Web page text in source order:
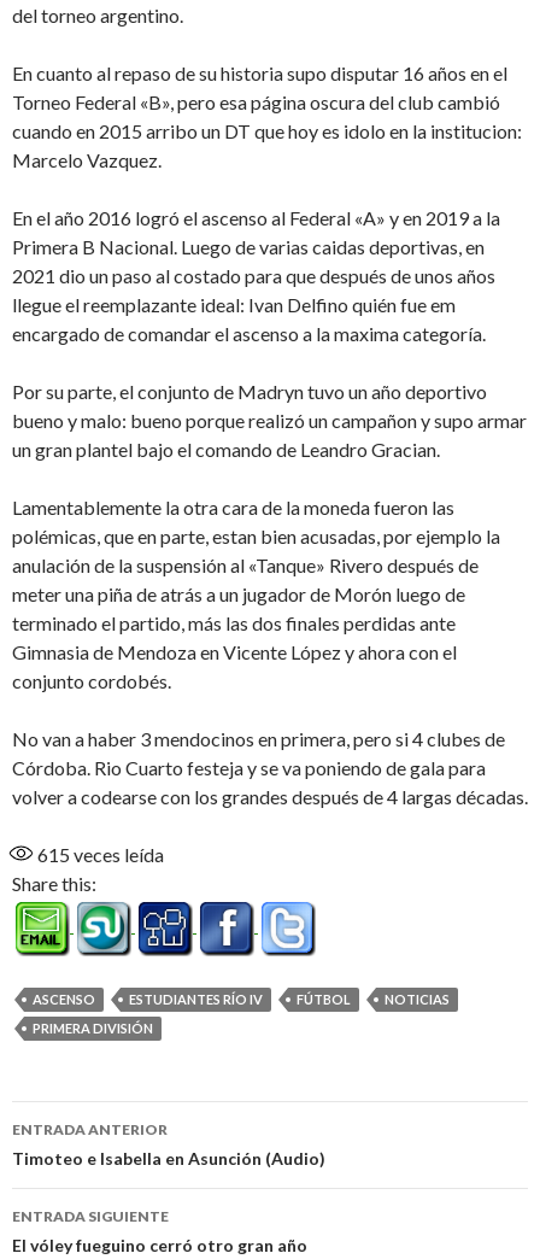
del torneo argentino.
En cuanto al repaso de su historia supo disputar 16 años en el
Torneo Federal «B», pero esa página oscura del club cambió
cuando en 2015 arribo un DT que hoy es idolo en la institucion:
Marcelo Vazquez.
En el año 2016 logró el ascenso al Federal «A» y en 2019 a la
Primera B Nacional. Luego de varias caidas deportivas, en
2021 dio un paso al costado para que después de unos años
llegue el reemplazante ideal: Ivan Delfino quién fue em
encargado de comandar el ascenso a la maxima categoría.
Por su parte, el conjunto de Madryn tuvo un año deportivo
bueno y malo: bueno porque realizó un campañon y supo armar
un gran plantel bajo el comando de Leandro Gracian.
Lamentablemente la otra cara de la moneda fueron las
polémicas, que en parte, estan bien acusadas, por ejemplo la
anulación de la suspensión al «Tanque» Rivero después de
meter una piña de atrás a un jugador de Morón luego de
terminado el partido, más las dos finales perdidas ante
Gimnasia de Mendoza en Vicente López y ahora con el
conjunto cordobés.
No van a haber 3 mendocinos en primera, pero si 4 clubes de
Córdoba. Rio Cuarto festeja y se va poniendo de gala para
volver a codearse con los grandes después de 4 largas décadas.
615 veces leída
Share this:
ASCENSO ESTUDIANTES RÍO IV FÚTBOL
NOTICIAS
PRIMERA DIVISIÓN
Navegación
de
entradas
ENTRADA ANTERIOR
Timoteo e Isabella en Asunción (Audio)
ENTRADA SIGUIENTE
El vóley fueguino cerró otro gran año